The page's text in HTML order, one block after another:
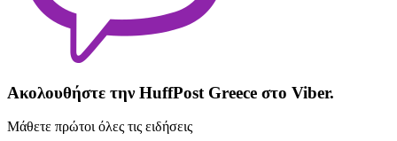
Ακολουθήστε την HuffPost Greece στο Viber.
Μάθετε πρώτοι όλες τις ειδήσεις